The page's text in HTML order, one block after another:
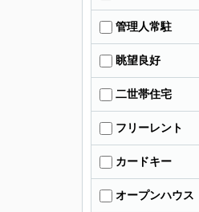
管理人常駐
眺望良好
二世帯住宅
フリーレント
カードキー
オープンハウス